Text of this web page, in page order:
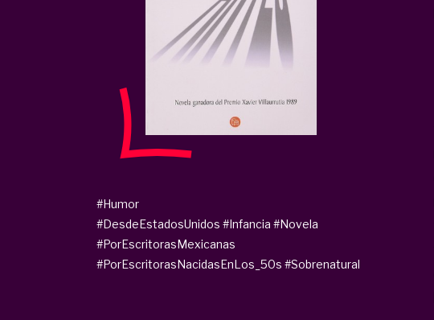
#Humor
#DesdeEstadosUnidos #Infancia #Novela
#PorEscritorasMexicanas
#PorEscritorasNacidasEnLos_50s #Sobrenatural